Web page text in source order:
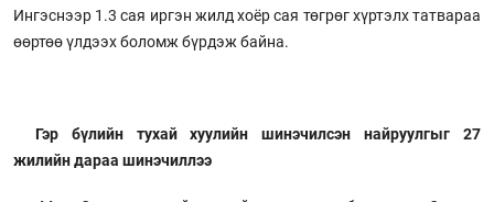
Ингэснээр 1.3 сая иргэн жилд хоёр сая төгрөг хүртэлх татвараа
өөртөө үлдээх боломж бүрдэж байна.
Гэр бүлийн тухай хуулийн шинэчилсэн найруулгыг 27
жилийн дараа шинэчиллээ